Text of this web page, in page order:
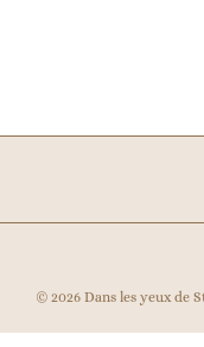
© 2026 Dans les yeux de